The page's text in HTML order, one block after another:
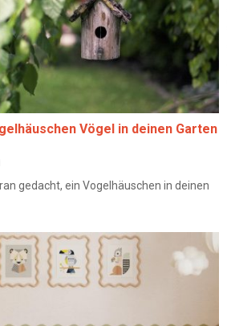
Vögel in deinen Garten
gedacht, ein Vogelhäuschen in deinen